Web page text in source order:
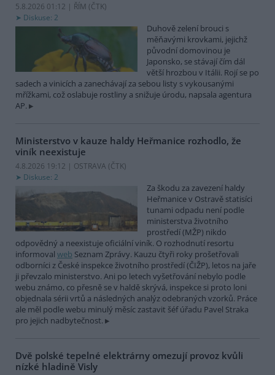
5.8.2026 01:12 | ŘÍM (ČTK)
Diskuse: 2
Duhově zelení brouci s
měňavými krovkami, jejichž
původní domovinou je
Japonsko, se stávají čím dál
větší hrozbou v Itálii. Rojí se po
sadech a vinicích a zanechávají za sebou listy s vykousanými
mřížkami, což oslabuje rostliny a snižuje úrodu, napsala agentura
AP.
Ministerstvo v kauze haldy Heřmanice rozhodlo, že
viník neexistuje
4.8.2026 19:12 | OSTRAVA (ČTK)
Diskuse: 2
Za škodu za zavezení haldy
Heřmanice v Ostravě statisíci
tunami odpadu není podle
ministerstva životního
prostředí (MŽP) nikdo
odpovědný a neexistuje oficiální viník. O rozhodnutí resortu
informoval web Seznam Zprávy. Kauzu čtyři roky prošetřovali
odborníci z České inspekce životního prostředí (ČIŽP), letos na jaře
ji převzalo ministerstvo. Ani po letech vyšetřování nebylo podle
webu známo, co přesně se v haldě skrývá, inspekce si proto loni
objednala sérii vrtů a následných analýz odebraných vzorků. Práce
ale měl podle webu minulý měsíc zastavit šéf úřadu Pavel Straka
pro jejich nadbytečnost.
Dvě polské tepelné elektrárny omezují provoz kvůli
nízké hladině Visly